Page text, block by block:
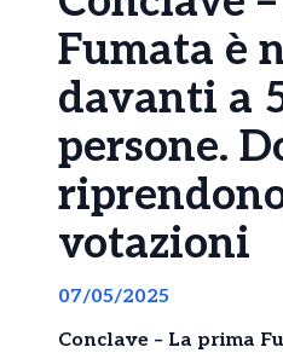
Fumata è
davanti a
persone.
votazioni
07/05/2025
Conclave – La prima